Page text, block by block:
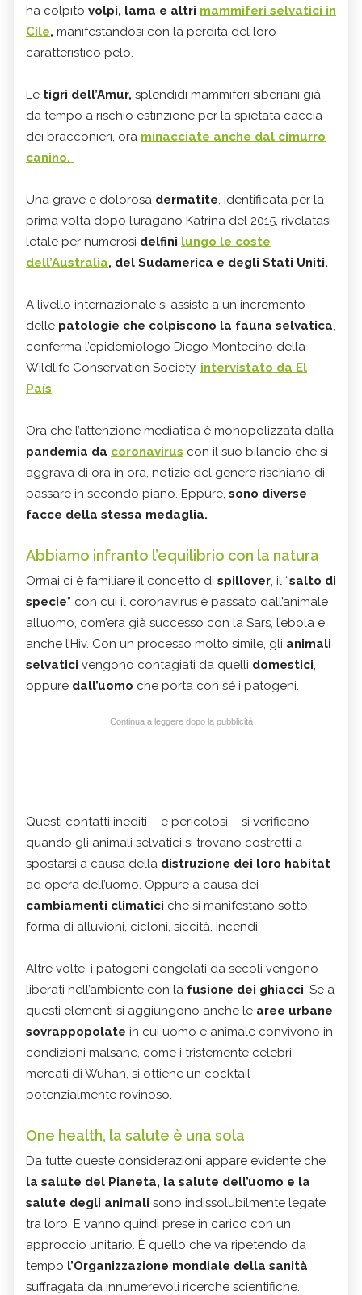
ha colpito volpi, lama e altri mammiferi selvatici in
Cile, manifestandosi con la perdita del loro
caratteristico pelo.
Le tigri dell’Amur, splendidi mammiferi siberiani già
da tempo a rischio estinzione per la spietata caccia
dei bracconieri, ora minacciate anche dal cimurro
canino.
Una grave e dolorosa dermatite, identificata per la
prima volta dopo l’uragano Katrina del 2015, rivelatasi
letale per numerosi delfini lungo le coste
dell’Australia, del Sudamerica e degli Stati Uniti.
A livello internazionale si assiste a un incremento
delle patologie che colpiscono la fauna selvatica,
conferma l’epidemiologo Diego Montecino della
Wildlife Conservation Society, intervistato da El
País.
Ora che l’attenzione mediatica è monopolizzata dalla
pandemia da coronavirus con il suo bilancio che si
aggrava di ora in ora, notizie del genere rischiano di
passare in secondo piano. Eppure, sono diverse
facce della stessa medaglia.
Abbiamo infranto l’equilibrio con la natura
Ormai ci è familiare il concetto di spillover, il “salto di
specie” con cui il coronavirus è passato dall’animale
all’uomo, com’era già successo con la Sars, l’ebola e
anche l’Hiv. Con un processo molto simile, gli animali
selvatici vengono contagiati da quelli domestici,
oppure dall’uomo che porta con sé i patogeni.
Continua a leggere dopo la pubblicità
Questi contatti inediti – e pericolosi – si verificano
quando gli animali selvatici si trovano costretti a
spostarsi a causa della distruzione dei loro habitat
ad opera dell’uomo. Oppure a causa dei
cambiamenti climatici che si manifestano sotto
forma di alluvioni, cicloni, siccità, incendi.
Altre volte, i patogeni congelati da secoli vengono
liberati nell’ambiente con la fusione dei ghiacci. Se a
questi elementi si aggiungono anche le aree urbane
sovrappopolate in cui uomo e animale convivono in
condizioni malsane, come i tristemente celebri
mercati di Wuhan, si ottiene un cocktail
potenzialmente rovinoso.
One health, la salute è una sola
Da tutte queste considerazioni appare evidente che
la salute del Pianeta, la salute dell’uomo e la
salute degli animali sono indissolubilmente legate
tra loro. E vanno quindi prese in carico con un
approccio unitario. È quello che va ripetendo da
tempo l’Organizzazione mondiale della sanità,
suffragata da innumerevoli ricerche scientifiche.